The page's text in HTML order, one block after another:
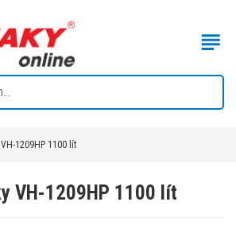
1209HP 1100 lít
VH-1209HP 1100 lít